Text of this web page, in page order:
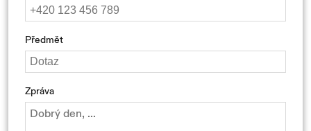
Předmět
Zpráva